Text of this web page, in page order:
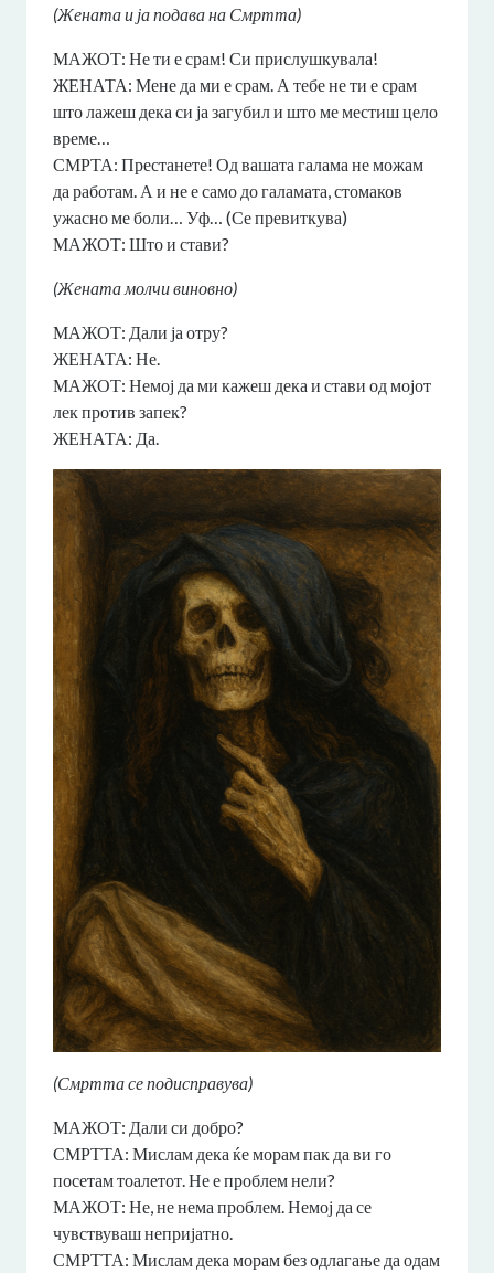
(Жената и ја подава на Смртта)
МАЖОТ: Не ти е срам! Си прислушкувала!
ЖЕНАТА: Мене да ми е срам. А тебе не ти е срам
што лажеш дека си ја загубил и што ме местиш цело
време…
СМРТА: Престанете! Од вашата галама не можам
да работам. А и не е само до галамата, стомаков
ужасно ме боли… Уф… (Се превиткува)
МАЖОТ: Што и стави?
(Жената молчи виновно)
МАЖОТ: Дали ја отру?
ЖЕНАТА: Не.
МАЖОТ: Немој да ми кажеш дека и стави од мојот
лек против запек?
ЖЕНАТА: Да.
(Смртта се подисправува)
МАЖОТ: Дали си добро?
СМРТТА: Мислам дека ќе морам пак да ви го
посетам тоалетот. Не е проблем нели?
МАЖОТ: Не, не нема проблем. Немој да се
чувствуваш непријатно.
СМРТТА: Мислам дека морам без одлагање да одам